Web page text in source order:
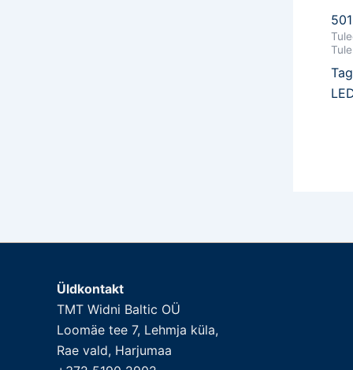
Üldkontakt
TMT Widni Baltic OÜ
Loomäe tee 7, Lehmja küla,
Rae vald, Harjumaa